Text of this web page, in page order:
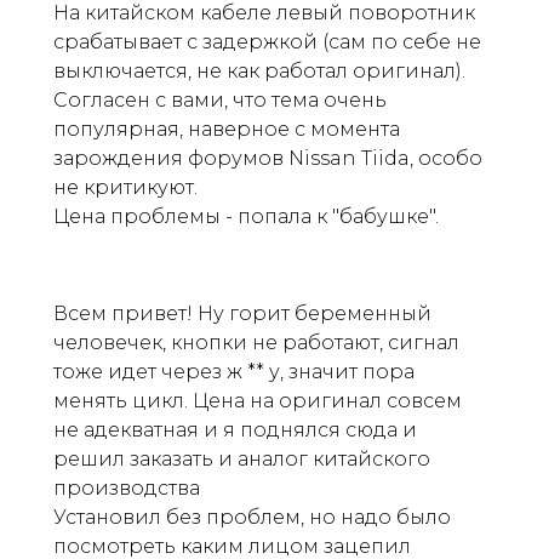
На китайском кабеле левый поворотник
срабатывает с задержкой (сам по себе не
выключается, не как работал оригинал).
Согласен с вами, что тема очень
популярная, наверное с момента
зарождения форумов Nissan Tiida, особо
не критикуют.
Цена проблемы - попала к "бабушке".
Всем привет! Ну горит беременный
человечек, кнопки не работают, сигнал
тоже идет через ж ** у, значит пора
менять цикл. Цена на оригинал совсем
не адекватная и я поднялся сюда и
решил заказать и аналог китайского
производства
Установил без проблем, но надо было
посмотреть каким лицом зацепил